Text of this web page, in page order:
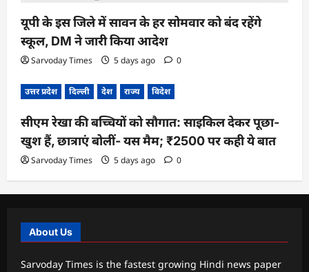
यूपी के इस जिले में सावन के हर सोमवार को बंद रहेंगे
स्कूल, DM ने जारी किया आदेश
Sarvoday Times 5 days ago 0
उत्तर प्रदेश दिल्ली देश राज्य विदेश
सीएम रेखा की बच्चियों को सौगात: साइकिल देकर पूछा-
खुश हैं, छात्राएं बोलीं- यस मैम; ₹2500 पर कही ये बात
Sarvoday Times 5 days ago 0
About Us
Sarvoday Times is the fastest growing Hindi news paper